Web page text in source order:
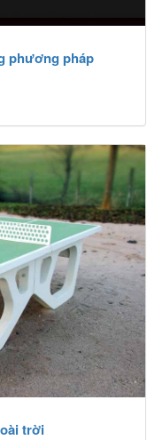
phương pháp
trời